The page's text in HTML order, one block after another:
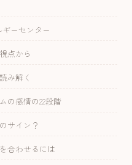
ーセンター
点から
み解く
の感情の22段階
サイン？
合わせるには